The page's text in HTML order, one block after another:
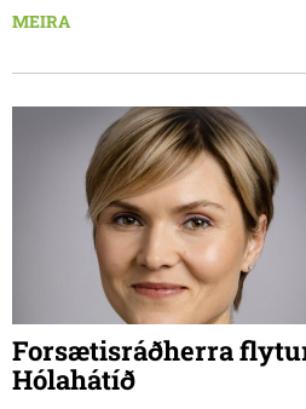
Tindastólsliðið frumsýndi tvo nýja
tvíburar.
MEIRA
Forsætisráðherra
Hólahátíð